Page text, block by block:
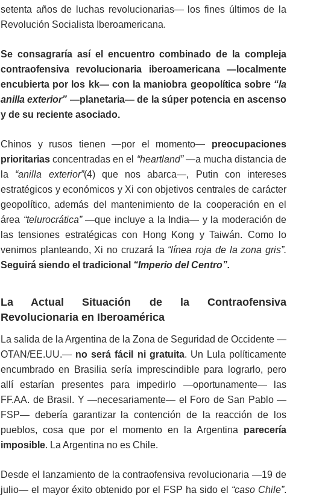
setenta años de luchas revolucionarias— los fines últimos de la
Revolución Socialista Iberoamericana.
Se consagraría así el encuentro combinado de la compleja
contraofensiva revolucionaria iberoamericana —localmente
encubierta por los kk— con la maniobra geopolítica sobre “la
anilla exterior” —planetaria— de la súper potencia en ascenso
y de su reciente asociado.
Chinos y rusos tienen —por el momento— preocupaciones
prioritarias concentradas en el “heartland”—a mucha distancia de
la “anilla exterior”(4) que nos abarca—, Putin con intereses
estratégicos y económicos y Xi con objetivos centrales de carácter
geopolítico, además del mantenimiento de la cooperación en el
área “telurocrática” —que incluye a la India— y la moderación de
las tensiones estratégicas con Hong Kong y Taiwán. Como lo
venimos planteando, Xi no cruzará la “línea roja de la zona gris”.
Seguirá siendo el tradicional “Imperio del Centro”.
La Actual Situación de la Contraofensiva
Revolucionaria en Iberoamérica
La salida de la Argentina de la Zona de Seguridad de Occidente —
OTAN/EE.UU.— no será fácil ni gratuita. Un Lula políticamente
encumbrado en Brasilia sería imprescindible para lograrlo, pero
allí estarían presentes para impedirlo —oportunamente— las
FF.AA. de Brasil. Y —necesariamente— el Foro de San Pablo —
FSP— debería garantizar la contención de la reacción de los
pueblos, cosa que por el momento en la Argentina parecería
imposible. La Argentina no es Chile.
Desde el lanzamiento de la contraofensiva revolucionaria —19 de
julio— el mayor éxito obtenido por el FSP ha sido el “caso Chile”.